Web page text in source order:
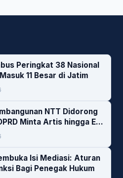
Peringkat 38 Nasional
11 Besar di Jatim
NTT Didorong
Minta Artis hingga EO
Isi Mediasi: Aturan
Bagi Penegak Hukum